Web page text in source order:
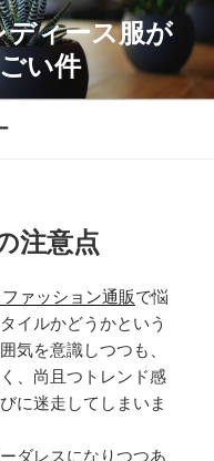
ディース服が
い件
注意点
ァッション通販で悩
イルかどうかという
気を意識しつつも、
、尚且つトレンド感
に迷走してしまいま
ダレスになりつつあ